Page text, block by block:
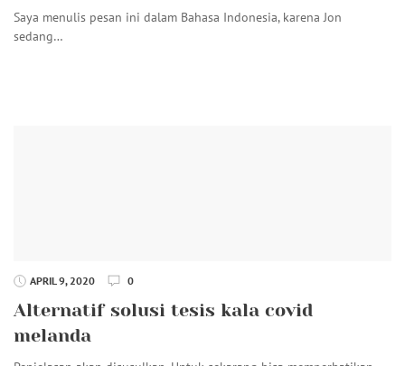
Saya menulis pesan ini dalam Bahasa Indonesia, karena Jon
sedang…
APRIL 9, 2020 0
Alternatif solusi tesis kala covid
melanda